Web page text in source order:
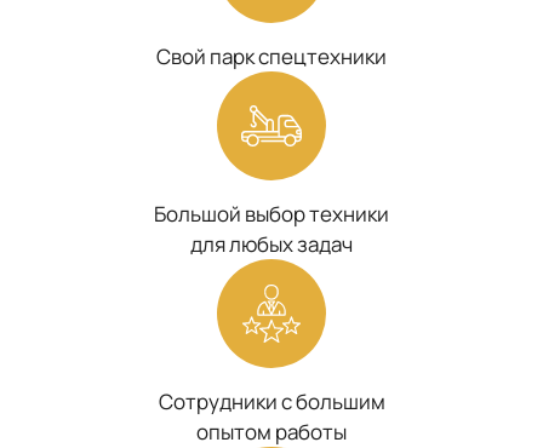
Свой парк спецтехники
Большой выбор техники
для любых задач
Сотрудники с большим
опытом работы